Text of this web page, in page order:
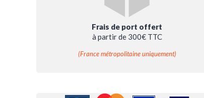
Frais de port offert
à partir de 300€ TTC
(France métropolitaine uniquement)